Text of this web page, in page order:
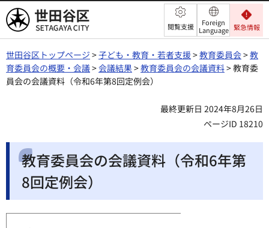
世田谷区 閲覧支援
Foreign
Language 緊急情報
世田谷区トップページ >子ども・教育・若者支援>教育委員会>教
育委員会の概要・会議>会議結果>教育委員会の会議資料> 教育委
員会の会議資料（令和6年第8回定例会）
最終更新日 2024年8月26日
ページID 18210
教育委員会の会議資料（令和6年第
8回定例会）